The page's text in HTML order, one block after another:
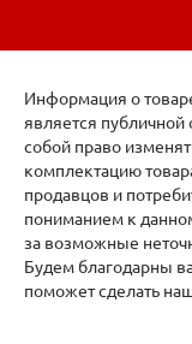
Информация о
является
собой право
комплектацию
продавцов и
пониманием к
за возможные
Будем благодарны
поможет сделать